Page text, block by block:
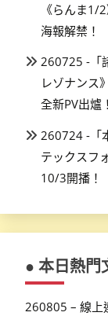
《らんま1/
海報解禁！
260725 -「
レゾナンス
全新PV出爐！
260724 -「
テックスフ
10/3開播！
● 本日熱門
260805 – 線上